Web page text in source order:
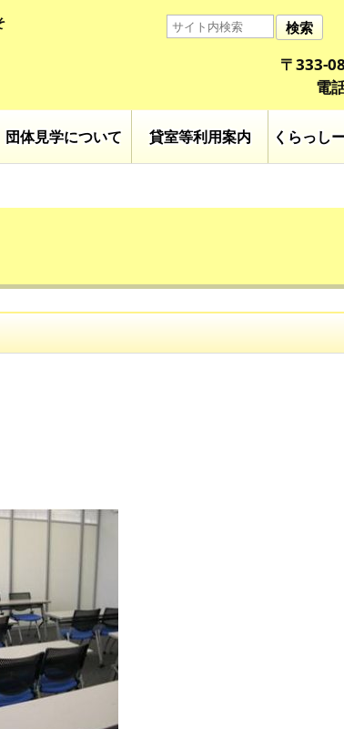
検索
〒333-
電
団体見学について 貸室等利用案内 くらっし